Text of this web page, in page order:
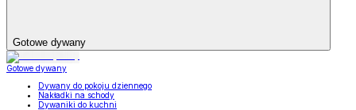
Gotowe dywany
Gotowe dywany
Dywany do pokoju dziennego
Nakładki na schody
Dywaniki do kuchni